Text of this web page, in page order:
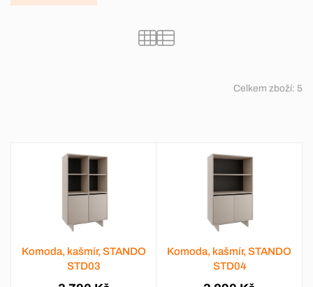
Celkem zboží: 5
Komoda, kašmír, STANDO
STD03
Komoda, kašmír, STANDO
STD04